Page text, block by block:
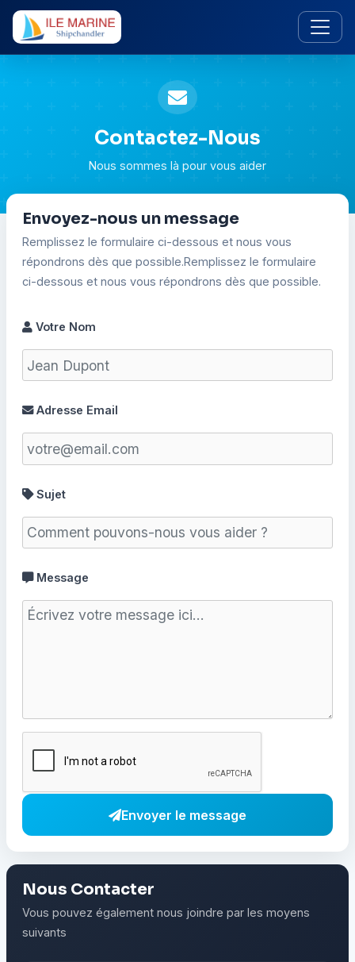
Contactez-Nous
Nous sommes là pour vous aider
Envoyez-nous un message
Remplissez le formulaire ci-dessous et nous vous
répondrons dès que possible.Remplissez le formulaire
ci-dessous et nous vous répondrons dès que possible.
Votre Nom
Adresse Email
Sujet
Message
Envoyer le message
Nous Contacter
Vous pouvez également nous joindre par les moyens
suivants